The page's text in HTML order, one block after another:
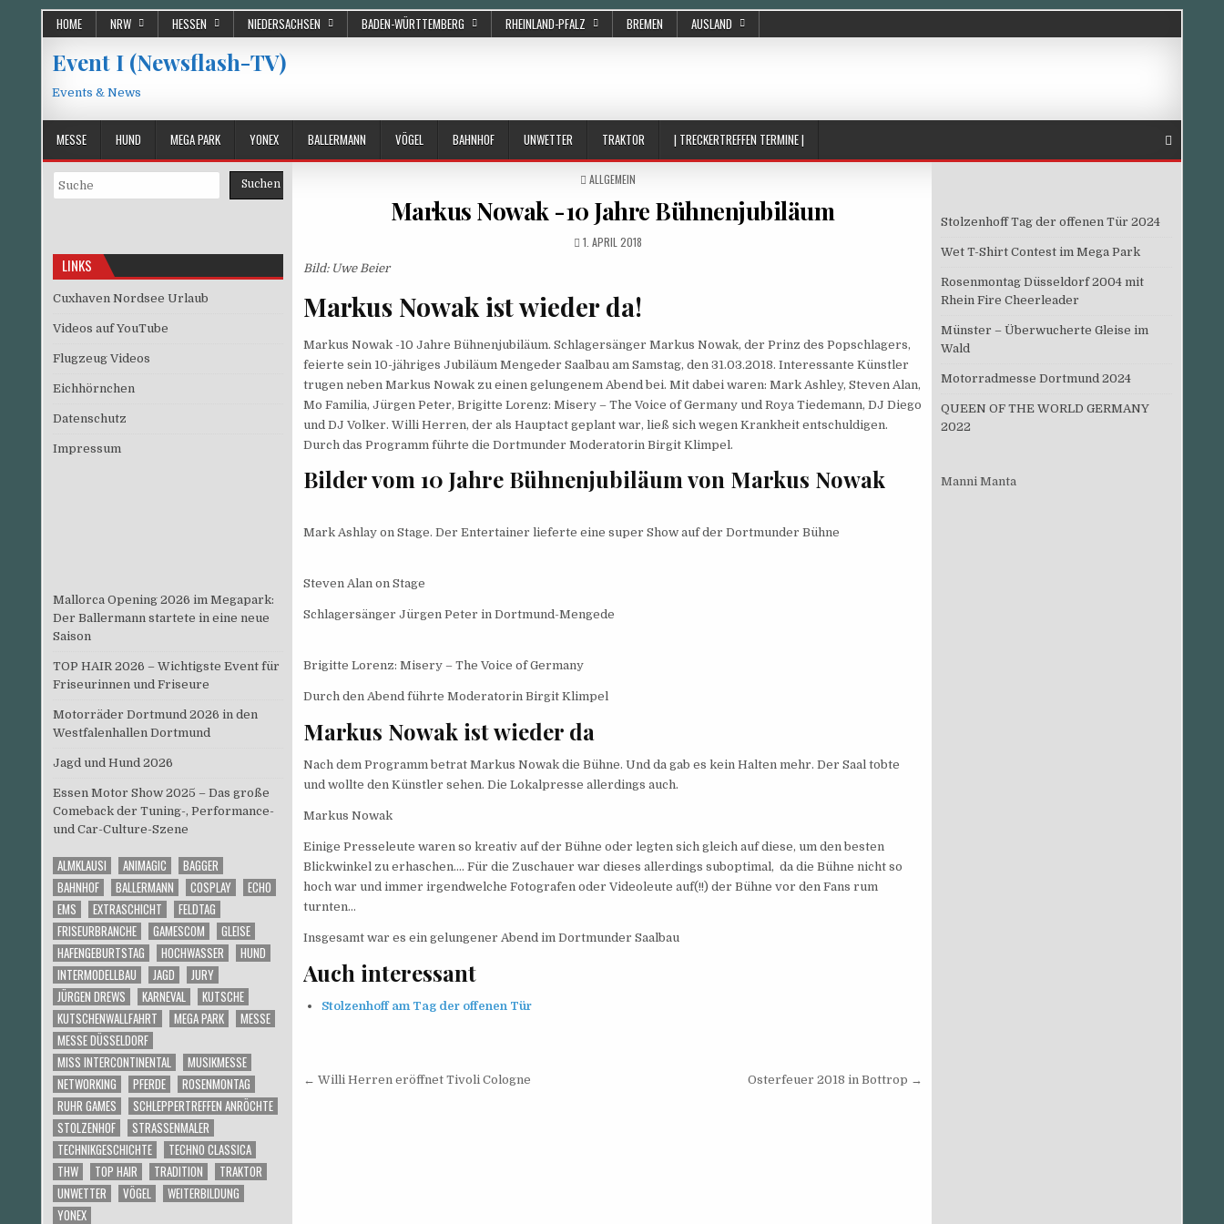
HOME NRW HESSEN NIEDERSACHSEN BADEN-WÜRTTEMBERG RHEINLAND-PFALZ BREMEN AUSLAND
Event I (Newsflash-TV)
Events & News
MESSE HUND MEGA PARK YONEX BALLERMANN VÖGEL BAHNHOF UNWETTER TRAKTOR | TRECKERTREFFEN TERMINE |
POSTED
ALLGEMEIN
Markus Nowak -10 Jahre Bühnenjubiläum
PUBLISHED
1. APRIL 2018
Bild: Uwe Beier
Markus Nowak ist wieder da!
Markus Nowak -10 Jahre Bühnenjubiläum. Schlagersänger Markus Nowak, der Prinz des Popschlagers,
feierte sein 10-jähriges Jubiläum Mengeder Saalbau am Samstag, den 31.03.2018. Interessante Künstler
trugen neben Markus Nowak zu einen gelungenem Abend bei. Mit dabei waren: Mark Ashley, Steven Alan,
Mo Familia, Jürgen Peter, Brigitte Lorenz: Misery – The Voice of Germany und Roya Tiedemann, DJ Diego
und DJ Volker. Willi Herren, der als Hauptact geplant war, ließ sich wegen Krankheit entschuldigen.
Durch das Programm führte die Dortmunder Moderatorin Birgit Klimpel.
Bilder vom 10 Jahre Bühnenjubiläum von Markus Nowak
Mark Ashlay on Stage. Der Entertainer lieferte eine super Show auf der Dortmunder Bühne
Steven Alan on Stage
Schlagersänger Jürgen Peter in Dortmund-Mengede
Brigitte Lorenz: Misery – The Voice of Germany
Durch den Abend führte Moderatorin Birgit Klimpel
Markus Nowak ist wieder da
Nach dem Programm betrat Markus Nowak die Bühne. Und da gab es kein Halten mehr. Der Saal tobte
und wollte den Künstler sehen. Die Lokalpresse allerdings auch.
Markus Nowak
Einige Presseleute waren so kreativ auf der Bühne oder legten sich gleich auf diese, um den besten
Blickwinkel zu erhaschen…. Für die Zuschauer war dieses allerdings suboptimal, da die Bühne nicht so
hoch war und immer irgendwelche Fotografen oder Videoleute auf(!!) der Bühne vor den Fans rum
turnten…
Insgesamt war es ein gelungener Abend im Dortmunder Saalbau
Auch interessant
Stolzenhoff am Tag der offenen Tür
Beitragsnavigation
← Willi Herren eröffnet Tivoli Cologne Osterfeuer 2018 in Bottrop →
Suchen Suchen
LINKS
Cuxhaven Nordsee Urlaub
Videos auf YouTube
Flugzeug Videos
Eichhörnchen
Datenschutz
Impressum
Mallorca Opening 2026 im Megapark:
Der Ballermann startete in eine neue
Saison
TOP HAIR 2026 – Wichtigste Event für
Friseurinnen und Friseure
Motorräder Dortmund 2026 in den
Westfalenhallen Dortmund
Jagd und Hund 2026
Essen Motor Show 2025 – Das große
Comeback der Tuning-, Performance-
und Car-Culture-Szene
ALMKLAUSI ANIMAGIC
BAGGER
BAHNHOF
BALLERMANN COSPLAY
ECHO
EMS
EXTRASCHICHT
FELDTAG
FRISEURBRANCHE
GAMESCOM
GLEISE
HAFENGEBURTSTAG
HOCHWASSER
HUND
INTERMODELLBAU
JAGD
JURY
JÜRGEN DREWS
KARNEVAL
KUTSCHE
KUTSCHENWALLFAHRT
MEGA PARK
MESSE
MESSE DÜSSELDORF
MISS INTERCONTINENTAL
MUSIKMESSE
NETWORKING
PFERDE
ROSENMONTAG
RUHR GAMES
SCHLEPPERTREFFEN ANRÖCHTE
STOLZENHOF
STRASSENMALER
TECHNIKGESCHICHTE
TECHNO CLASSICA
THW
TOP HAIR TRADITION
TRAKTOR
UNWETTER
VÖGEL
WEITERBILDUNG
YONEX
Stolzenhoff Tag der offenen Tür 2024
Wet T-Shirt Contest im Mega Park
Rosenmontag Düsseldorf 2004 mit
Rhein Fire Cheerleader
Münster – Überwucherte Gleise im
Wald
Motorradmesse Dortmund 2024
QUEEN OF THE WORLD GERMANY
2022
Manni Manta